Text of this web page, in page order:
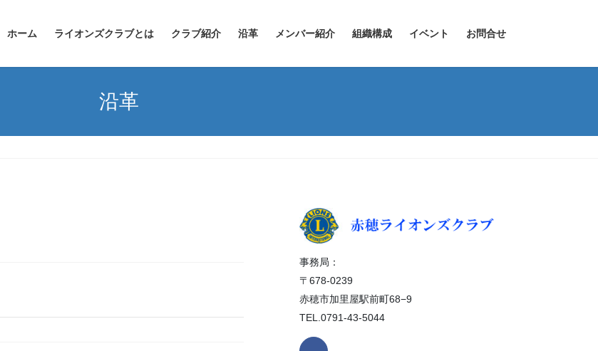
ホーム ライオンズクラブとは クラブ紹介 沿革 メンバー紹介 組織構成 イベント お問合せ
沿革
事務局：
〒678-0239
赤穂市加里屋駅前町68−9
TEL.0791-43-5044